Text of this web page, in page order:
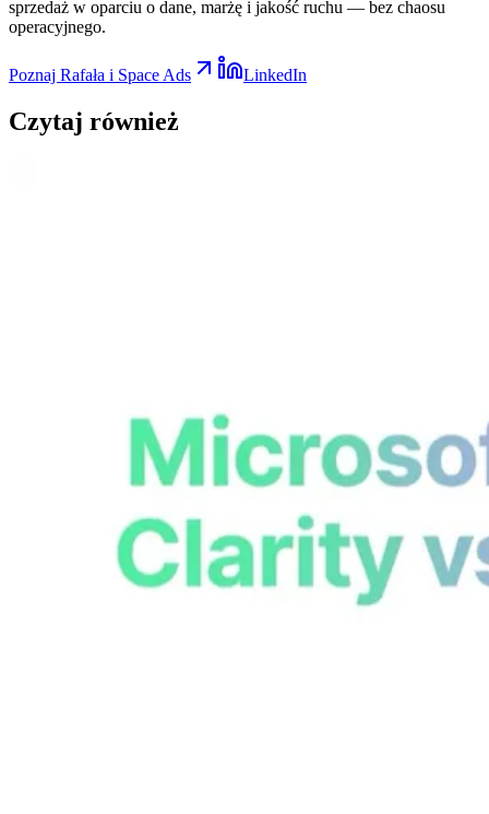
sprzedaż w oparciu o dane, marżę i jakość ruchu — bez chaosu
operacyjnego.
Poznaj Rafała i Space Ads LinkedIn
Czytaj również